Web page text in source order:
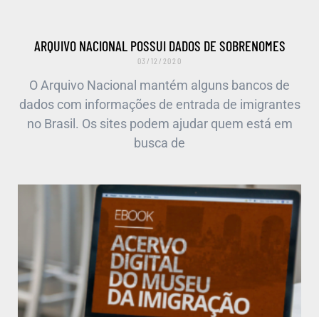
ARQUIVO NACIONAL POSSUI DADOS DE SOBRENOMES
03/12/2020
O Arquivo Nacional mantém alguns bancos de
dados com informações de entrada de imigrantes
no Brasil. Os sites podem ajudar quem está em
busca de